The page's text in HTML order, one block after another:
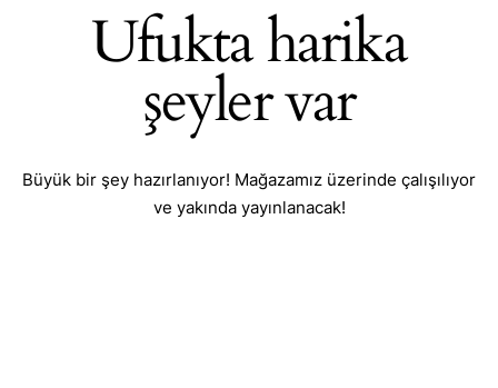
Ufukta harika
şeyler var
Büyük bir şey hazırlanıyor! Mağazamız üzerinde çalışılıyor
ve yakında yayınlanacak!